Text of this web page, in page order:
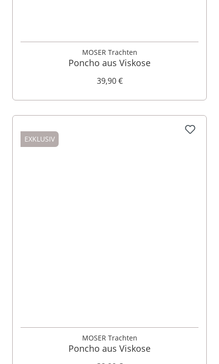
MOSER Trachten
Poncho aus Viskose
39,90 €
EXKLUSIV
MOSER Trachten
Poncho aus Viskose